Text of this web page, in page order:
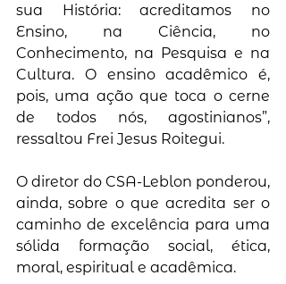
sua História: acreditamos no
Ensino, na Ciência, no
Conhecimento, na Pesquisa e na
Cultura. O ensino acadêmico é,
pois, uma ação que toca o cerne
de todos nós, agostinianos”,
ressaltou Frei Jesus Roitegui.
O diretor do CSA-Leblon ponderou,
ainda, sobre o que acredita ser o
caminho de excelência para uma
sólida formação social, ética,
moral, espiritual e acadêmica.